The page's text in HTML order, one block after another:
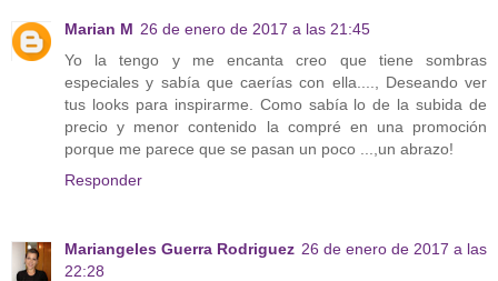
Marian M 26 de enero de 2017 a las 21:45
Yo la tengo y me encanta creo que tiene sombras
especiales y sabía que caerías con ella...., Deseando ver
tus looks para inspirarme. Como sabía lo de la subida de
precio y menor contenido la compré en una promoción
porque me parece que se pasan un poco ...,un abrazo!
Responder
Mariangeles Guerra Rodriguez 26 de enero de 2017 a las
22:28